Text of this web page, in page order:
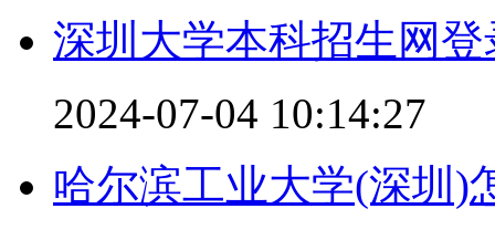
深圳大学本科招生网
2024-07-04 10:14:27
哈尔滨工业大学(深圳)